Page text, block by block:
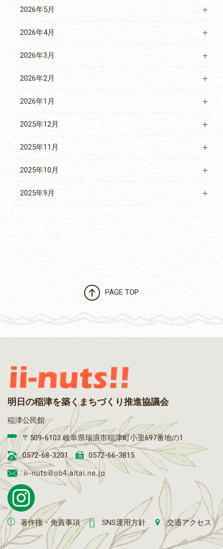
2026年5月
2026年4月
2026年3月
2026年2月
2026年1月
2025年12月
2025年11月
2025年10月
2025年9月
PAGE TOP
明日の稲津を築くまちづくり推進協議会
稲津公民館
〒509-6103 岐阜県瑞浪市稲津町小里697番地の1
0572-68-3201
0572-66-3815
著作権・免責事項 SNS運用方針 交通アクセス